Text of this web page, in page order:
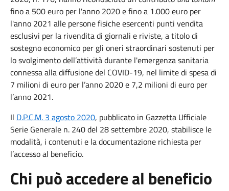
fino a 500 euro per l'anno 2020 e fino a 1.000 euro per
l'anno 2021 alle persone fisiche esercenti punti vendita
esclusivi per la rivendita di giornali e riviste, a titolo di
sostegno economico per gli oneri straordinari sostenuti per
lo svolgimento dell’attività durante l'emergenza sanitaria
connessa alla diffusione del COVID-19, nel limite di spesa di
7 milioni di euro per l’anno 2020 e 7,2 milioni di euro per
l’anno 2021.
Il D.P.C.M. 3 agosto 2020, pubblicato in Gazzetta Ufficiale
Serie Generale n. 240 del 28 settembre 2020, stabilisce le
modalità, i contenuti e la documentazione richiesta per
l’accesso al beneficio.
Chi può accedere al beneficio